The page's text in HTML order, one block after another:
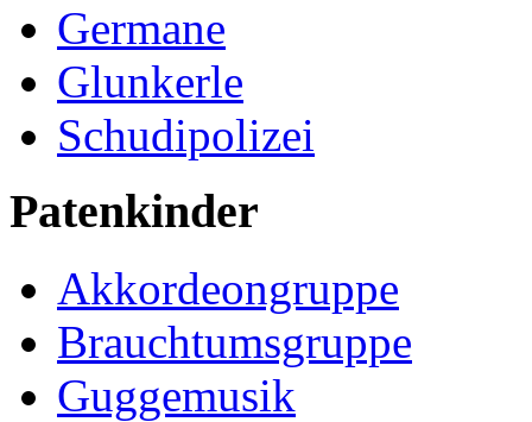
Germane
Glunkerle
Schudipolizei
Patenkinder
Akkordeongruppe
Brauchtumsgruppe
Guggemusik